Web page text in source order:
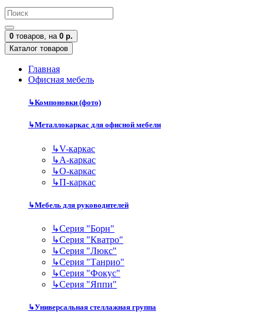
0 товаров, на 0 р.
Каталог товаров
Главная
Офисная мебель
↳Компоновки (фото)
↳Металлокаркас для офисной мебели
↳V-каркас
↳А-каркас
↳О-каркас
↳П-каркас
↳Мебель для руководителей
↳Серия "Борн"
↳Серия "Кватро"
↳Серия "Люкс"
↳Серия "Танрио"
↳Серия "Фокус"
↳Серия "Яппи"
↳Универсальная стеллажная группа